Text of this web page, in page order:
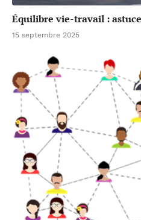
Équilibre vie-travail :
15 septembre 2025